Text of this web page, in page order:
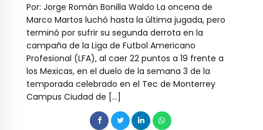
Por: Jorge Román Bonilla Waldo La oncena de
Marco Martos luchó hasta la última jugada, pero
terminó por sufrir su segunda derrota en la
campaña de la Liga de Futbol Americano
Profesional (LFA), al caer 22 puntos a 19 frente a
los Mexicas, en el duelo de la semana 3 de la
temporada celebrado en el Tec de Monterrey
Campus Ciudad de […]